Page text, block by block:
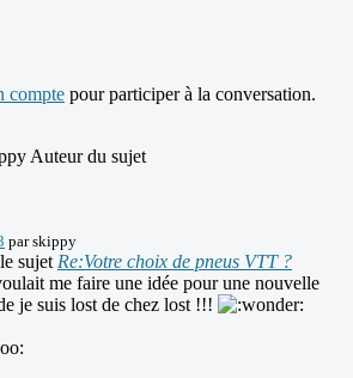
compte pour participer à la conversation.
Auteur du sujet
parskippy
sujet Re:Votre choix de pneus VTT ?
me faire une idée pour une nouvelle
je suis lost de chez lost !!!